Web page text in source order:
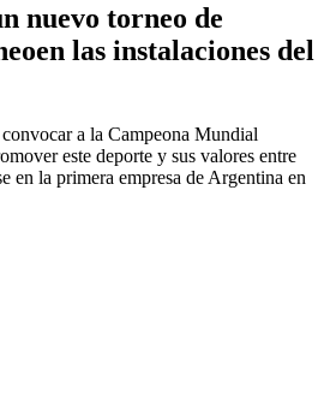
nuevo torneo de
las instalaciones del
a la Campeona Mundial
este deporte y sus valores entre
en la primera empresa de Argentina en